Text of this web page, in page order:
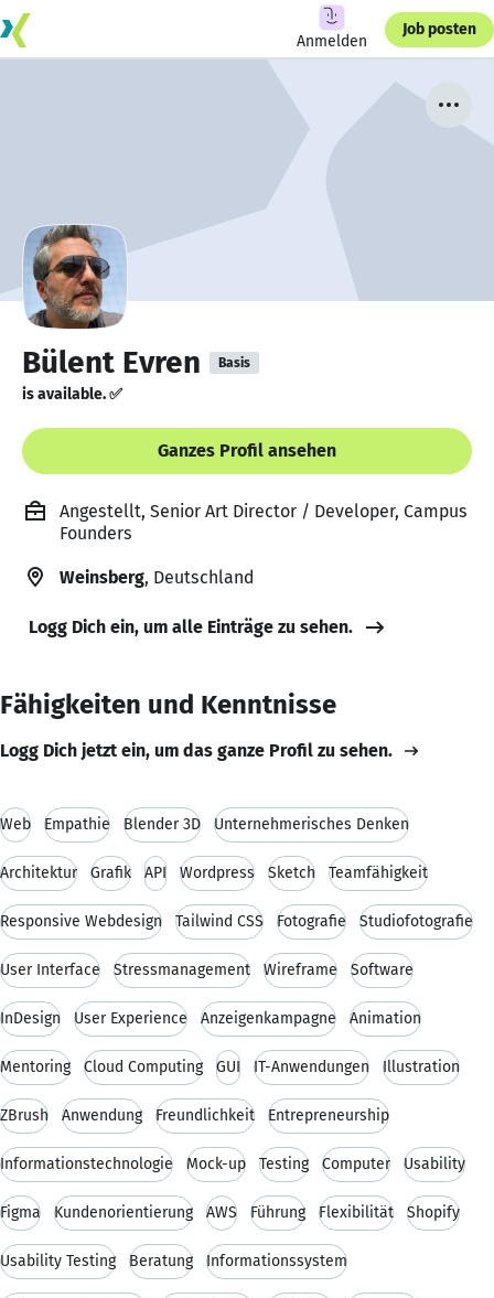
Anmelden
Job posten
Bülent Evren Basis
is available. ✅
Ganzes Profil ansehen
Angestellt, Senior Art Director / Developer, Campus
Founders
Weinsberg, Deutschland
Logg Dich ein, um alle Einträge zu sehen.
Fähigkeiten und Kenntnisse
Logg Dich jetzt ein, um das ganze Profil zu sehen.
Web Empathie Blender 3D Unternehmerisches Denken
Architektur Grafik API Wordpress Sketch Teamfähigkeit
Responsive Webdesign Tailwind CSS Fotografie Studiofotografie
User Interface Stressmanagement Wireframe Software
InDesign User Experience Anzeigenkampagne Animation
Mentoring Cloud Computing GUI IT-Anwendungen Illustration
ZBrush Anwendung Freundlichkeit Entrepreneurship
Informationstechnologie Mock-up Testing Computer Usability
Figma Kundenorientierung AWS Führung Flexibilität Shopify
Usability Testing Beratung Informationssystem